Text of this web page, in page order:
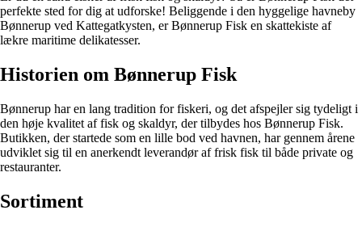
perfekte sted for dig at udforske! Beliggende i den hyggelige havneby
Bønnerup ved Kattegatkysten, er Bønnerup Fisk en skattekiste af
lækre maritime delikatesser.
Historien om Bønnerup Fisk
Bønnerup har en lang tradition for fiskeri, og det afspejler sig tydeligt i
den høje kvalitet af fisk og skaldyr, der tilbydes hos Bønnerup Fisk.
Butikken, der startede som en lille bod ved havnen, har gennem årene
udviklet sig til en anerkendt leverandør af frisk fisk til både private og
restauranter.
Sortiment